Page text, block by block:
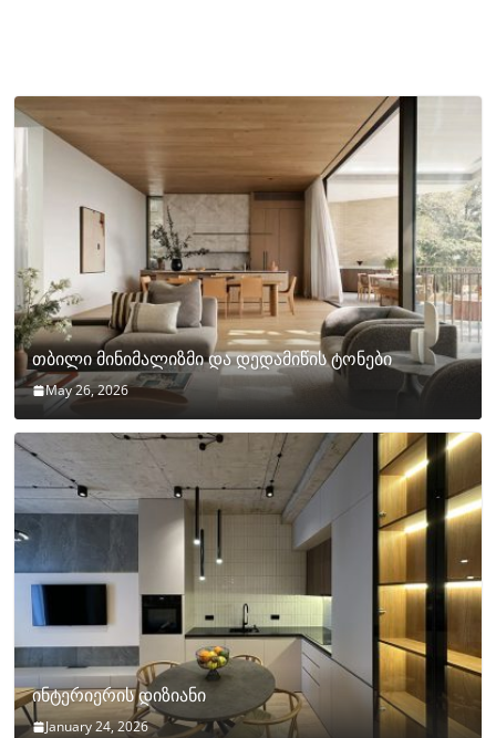
თბილი მინიმალიზმი და დედამიწის ტონები
May 26, 2026
ინტერიერის დიზიანი
January 24, 2026